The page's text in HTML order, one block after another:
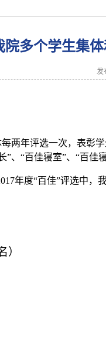
院多个学生集
发
两年评选一次，表彰
”、“百佳寝室”、“百佳
年度“百佳”评选中，
）